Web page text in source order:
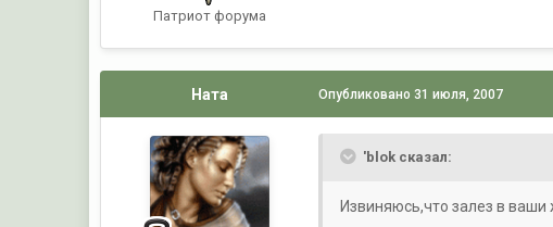
Патриот форума
Ната Опубликовано 31 июля, 2007
'blok сказал:
Извиняюсь,что залез в